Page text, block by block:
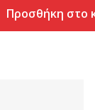
Προσθήκη στο